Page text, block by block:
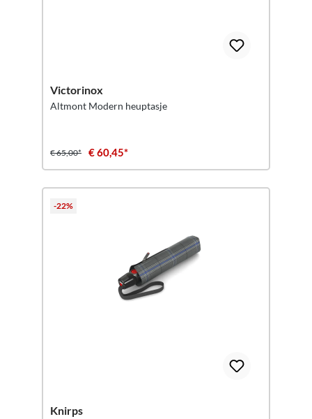
Victorinox
Altmont Modern heuptasje
€ 65,00* € 60,45*
-22%
Knirps